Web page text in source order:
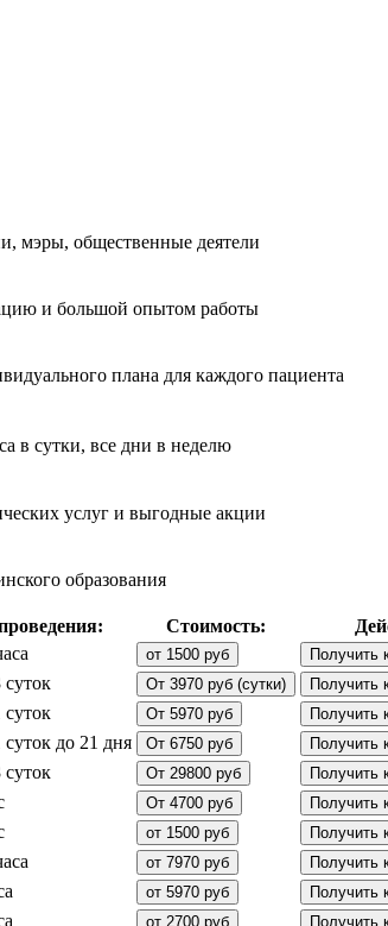
мэры, общественные деятели
и большой опытом работы
плана для каждого пациента
в сутки, все дни в неделю
услуг и выгодные акции
образования
Стоимость:
от 1500 руб Получить
От 3970 руб (сутки) Получить
От 5970 руб Получить
до 21 дня От 6750 руб Получить
От 29800 руб Получить
От 4700 руб Получить
от 1500 руб Получить
от 7970 руб Получить
от 5970 руб Получить
от 2700 руб Получить